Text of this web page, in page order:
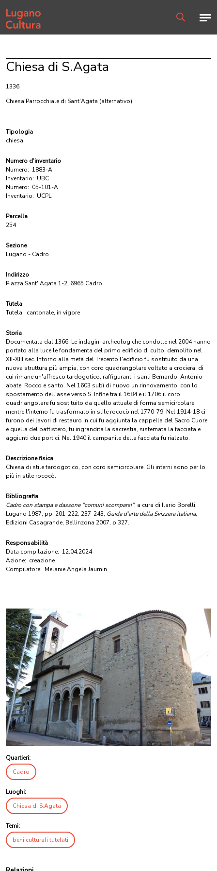
Home page
Chiesa di S.Agata
1336
Chiesa Parrocchiale di Sant'Agata (alternativo)
Tipologia
chiesa
Numero d'inventario
Numero: 1883-A
Inventario: UBC
Numero: 05-101-A
Inventario: UCPL
Parcella
254
Sezione
Lugano - Cadro
Indirizzo
Piazza Sant' Agata 1-2, 6965 Cadro
Tutela
Tutela: cantonale, in vigore
Storia
Documentata dal 1366. Le indagini archeologiche condotte nel 2004 hanno
portato alla luce le fondamenta del primo edificio di culto, demolito nel
XII-XIII sec. Intorno alla metà del Trecento l'edificio fu sostituito da una
nuova struttura più ampia, con coro quadrangolare voltato a crociera, di
cui rimane un'affresco tardogotico, raffiguranti i santi Bernardo, Antonio
abate, Rocco e santo. Nel 1603 subì di nuovo un rinnovamento, con lo
spostamento dell'asse verso S. Infine tra il 1684 e il 1706 il coro
quadriangolare fu sostituito da quello attuale di forma semicircolare,
mentre l'interno fu trasformato in stile rococò nel 1770-79. Nel 1914-18 ci
furono dei lavori di restauro in cui fu aggiunta la cappella del Sacro Cuore
e quella del battistero, fu ingrandita la sacrestia, sistemata la facciata e
aggiunti due portici. Nel 1940 il campanile della facciata fu rialzato.
Descrizione fisica
Chiesa di stile tardogotico, con coro semicircolare. Gli interni sono per lo
più in stile rococò.
Bibliografia
Cadro con stampa e dassone "comuni scomparsi", a cura di Ilario Borelli,
Lugano 1987, pp. 201-222, 237-243; Guida d’arte della Svizzera italiana,
Edizioni Casagrande, Bellinzona 2007, p.327.
Responsabilità
Data compilazione: 12.04.2024
Azione: creazione
Compilatore: Melanie Angela Jaumin
Quartieri:
Cadro
Luoghi:
Chiesa di S.Agata
Temi:
beni culturali tutelati